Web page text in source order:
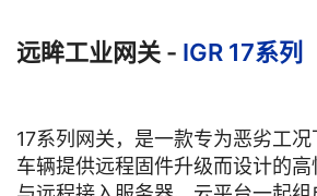
远眸工业网关 - IGR 17系列
17系列网关，是一款专为恶劣工
车辆提供远程固件升级而设计的